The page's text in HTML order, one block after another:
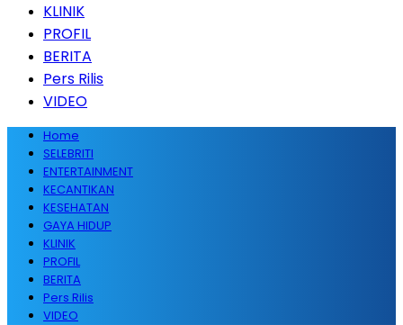
KLINIK
PROFIL
BERITA
Pers Rilis
VIDEO
Home
SELEBRITI
ENTERTAINMENT
KECANTIKAN
KESEHATAN
GAYA HIDUP
KLINIK
PROFIL
BERITA
Pers Rilis
VIDEO